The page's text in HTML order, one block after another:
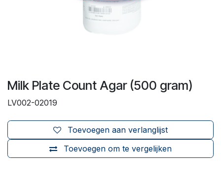
Milk Plate Count Agar (500 gram)
LV002-02019
Toevoegen om te vergelijken
Toevoegen aan verlanglijst